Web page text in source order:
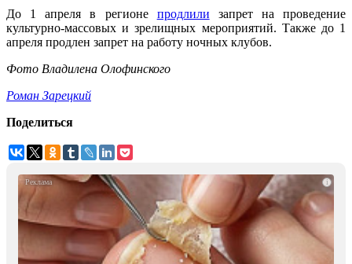
До 1 апреля в регионе продлили запрет на проведение
культурно-массовых и зрелищных мероприятий. Также до 1
апреля продлен запрет на работу ночных клубов.
Фото Владилена Олофинского
Роман Зарецкий
Поделиться
i